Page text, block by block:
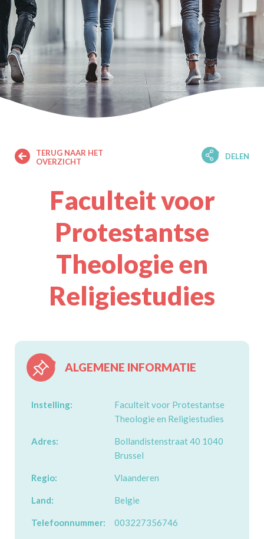
TERUG NAAR HET
OVERZICHT
DELEN
Faculteit voor
Protestantse
Theologie en
Religiestudies
ALGEMENE INFORMATIE
Instelling:
Faculteit voor Protestantse
Theologie en Religiestudies
Adres:
Bollandistenstraat 40 1040
Brussel
Regio: Vlaanderen
Land: Belgie
Telefoonnummer: 003227356746